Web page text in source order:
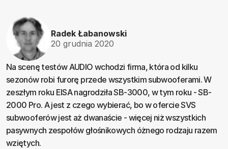
Radek Łabanowski
20 grudnia 2020
Na scenę testów AUDIO wchodzi firma, która od kilku
sezonów robi furorę przede wszystkim subwooferami. W
zeszłym roku EISA nagrodziła SB-3000, w tym roku - SB-
2000 Pro. A jest z czego wybierać, bo w ofercie SVS
subwooferów jest aż dwanaście - więcej niż wszystkich
pasywnych zespołów głośnikowych óżnego rodzaju razem
wziętych.